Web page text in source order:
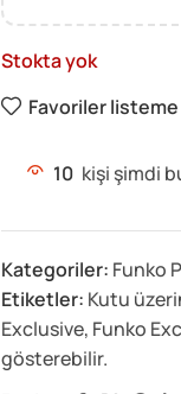
Stokta yok
Favoriler
10 kişi şimdi
Kategoriler: Funko
Etiketler: Kutu
Exclusive, Funko
gösterebilir.